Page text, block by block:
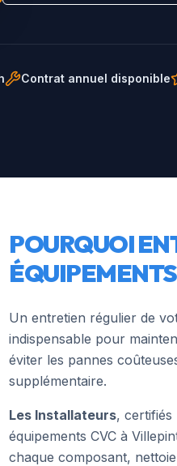
Contrat annuel disponible
POURQUOI
Un entretien régulier de
indispensable pour
éviter les pannes
supplémentaire.
Les Installateurs, certifiés
équipements CVC à
chaque composant,